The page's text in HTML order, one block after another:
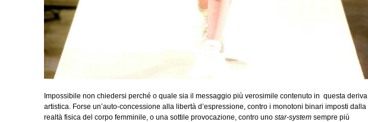
Impossibile non chiedersi perché o quale sia il messaggio più verosimile contenuto in questa deriva
artistica. Forse un’auto-concessione alla libertà d’espressione, contro i monotoni binari imposti dalla
realtà fisica del corpo femminile, o una sottile provocazione, contro uno star-systemsempre più